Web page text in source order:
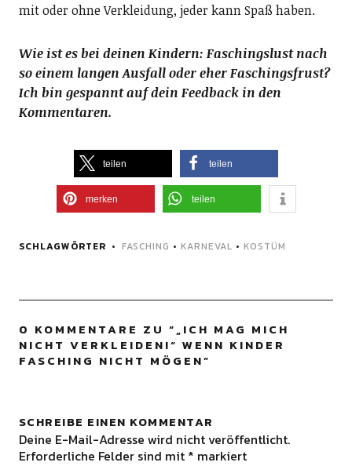
mit oder ohne Verkleidung, jeder kann Spaß haben.
Wie ist es bei deinen Kindern: Faschingslust nach
so einem langen Ausfall oder eher Faschingsfrust?
Ich bin gespannt auf dein Feedback in den
Kommentaren.
teilen teilen
merken teilen
SCHLAGWÖRTER FASCHING • KARNEVAL • KOSTÜM
0 KOMMENTARE ZU “„ICH MAG MICH
NICHT VERKLEIDEN!“ WENN KINDER
FASCHING NICHT MÖGEN”
SCHREIBE EINEN KOMMENTAR
Deine E-Mail-Adresse wird nicht veröffentlicht.
Erforderliche Felder sind mit * markiert